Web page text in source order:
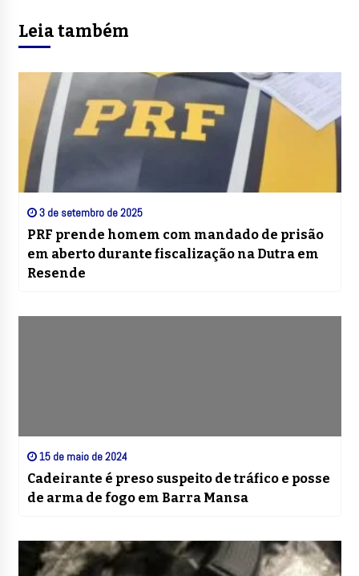
Leia também
3 de setembro de 2025
PRF prende homem com mandado de prisão
em aberto durante fiscalização na Dutra em
Resende
15 de maio de 2024
Cadeirante é preso suspeito de tráfico e posse
de arma de fogo em Barra Mansa